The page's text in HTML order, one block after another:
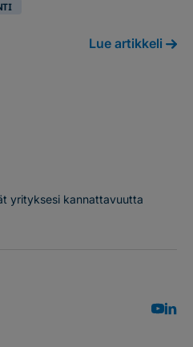
Lue artikkeli
yrityksesi kannattavuutta